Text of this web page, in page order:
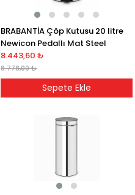
BRABANTİA Çöp Kutusu 20 litre
Newicon Pedallı Mat Steel
8.443,60 ₺
8.778,00 ₺
Sepete Ekle